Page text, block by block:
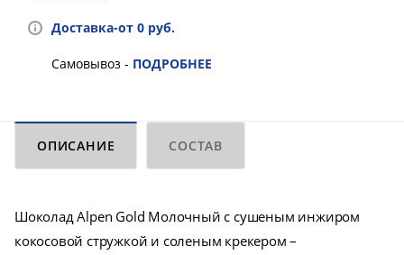
Доставка-от 0 руб.
Самовывоз - ПОДРОБНЕЕ
ОПИСАНИЕ СОСТАВ
Шоколад Alpen Gold Молочный c сушеным инжиром
кокосовой стружкой и соленым крекером –